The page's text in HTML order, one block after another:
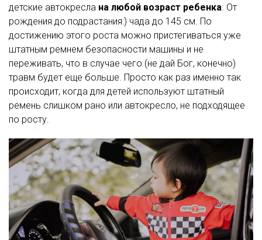
детские автокресла на любой возраст ребенка. От
рождения до подрастания:) чада до 145 см. По
достижению этого роста можно пристегиваться уже
штатным ремнем безопасности машины и не
переживать, что в случае чего (не дай Бог, конечно)
травм будет еще больше. Просто как раз именно так
происходит, когда для детей используют штатный
ремень слишком рано или автокресло, не подходящее
по росту.